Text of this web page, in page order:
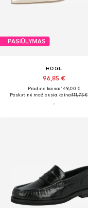
PASIŪLYMAS
HÖGL
96,85 €
Pradinė kaina: 149,00 €
Paskutinė mažiausia kaina:111,75 €